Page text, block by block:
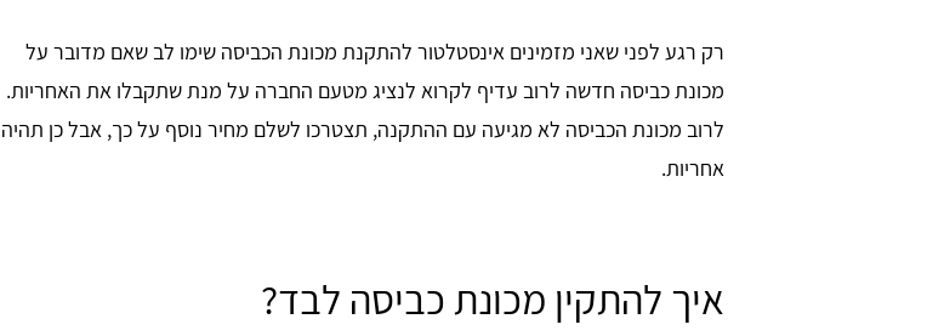
רק רגע לפני שאני מזמינים אינסטלטור להתקנת מכונת הכביסה שימו לב שאם מדובר על
מכונת כביסה חדשה לרוב עדיף לקרוא לנציג מטעם החברה על מנת שתקבלו את האחריות.
לרוב מכונת הכביסה לא מגיעה עם ההתקנה, תצטרכו לשלם מחיר נוסף על כך, אבל כן תהיה
אחריות.
איך להתקין מכונת כביסה לבד?